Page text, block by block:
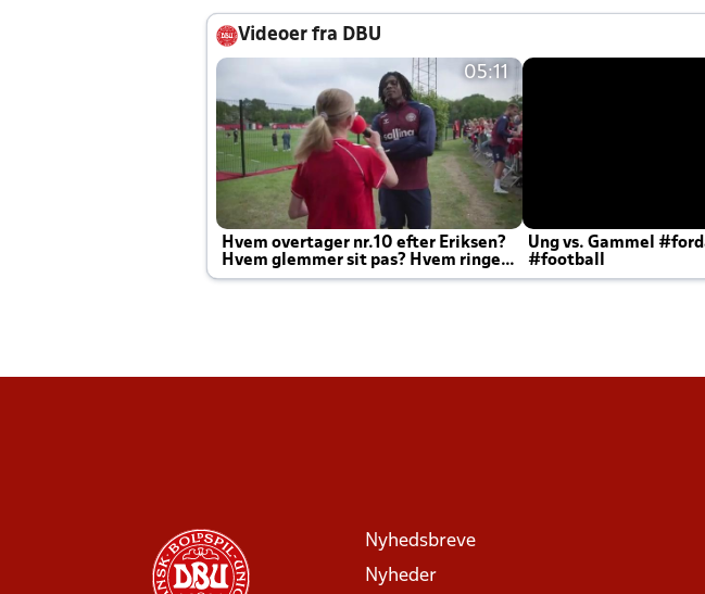
Videoer fra DBU
05:11
Hvem overtager nr.10 efter Eriksen?
Hvem glemmer sit pas? Hvem ringer
Joachim altid til efter kampe?
Ung vs. Gammel
#football
Nyhedsbreve
Nyheder